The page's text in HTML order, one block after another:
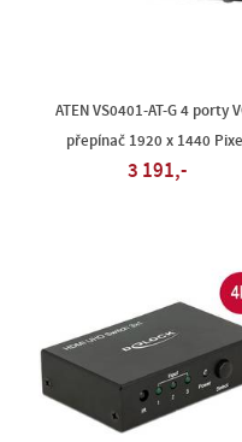
ATEN VS0401-AT-G 4 porty
přepínač 1920 x 1440
3 191,-